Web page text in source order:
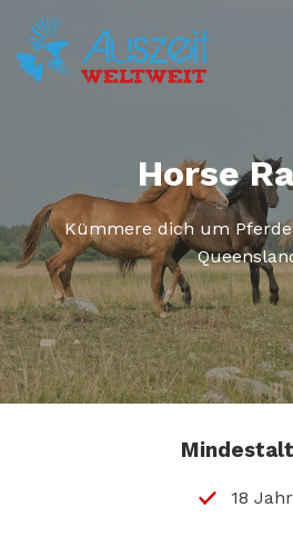
Horse
Kümmere dich um
18